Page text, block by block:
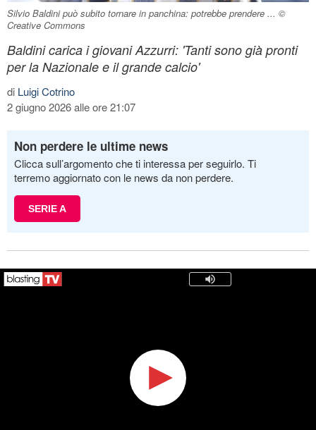
Silvio Baldini può subito tornare in panchina: potrebbe prendere ... ©
Creative Commons
Baldini carica i giovani Azzurri: 'Tanti sono già pronti
per la Nazionale e il grande calcio'
di Luigi Cotrino
2 giugno 2026 alle ore 21:07
Non perdere le ultime news
Clicca sull’argomento che ti interessa per seguirlo. Ti
terremo aggiornato con le news da non perdere.
SERIE A